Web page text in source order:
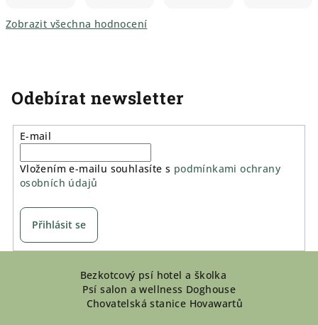
Zobrazit všechna hodnocení
Odebírat newsletter
E-mail
Vložením e-mailu souhlasíte s podmínkami ochrany
osobních údajů
Přihlásit se
Bezkotcový psí hotel a školka
Psí salon a wellness Doghouse
Chovatelská stanice Hovawartů